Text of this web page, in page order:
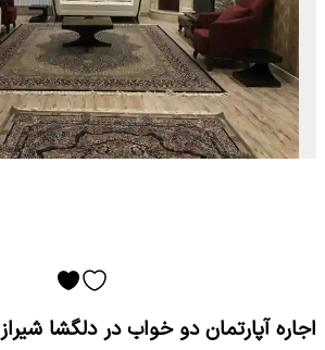
اجاره آپارتمان دو خواب در دلگشا شیراز